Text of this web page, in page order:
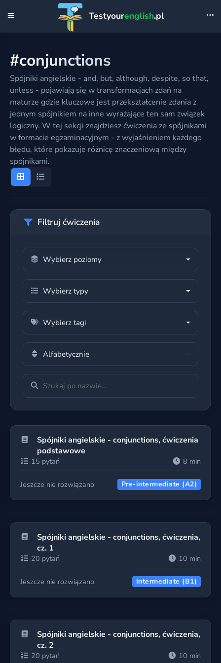
Testyourenglish.pl
#conjunctions
Spójniki angielskie - and, but, although, despite, so that,
unless - pojawiają się w transformacjach zdań na
maturze gdzie kluczowe jest przekształcenie zdania z
jednym spójnikiem na inne wyrażające ten sam związek
logiczny. W tej sekcji znajdziesz ćwiczenia ze spójnikami
w formacie egzaminacyjnym - z wyjaśnieniem każdego
błędu, które pokazuje różnicę znaczeniową między
spójnikami.
Filtruj ćwiczenia
Wybierz poziomy
Wybierz typy
Wybierz tagi
Spójniki angielskie - conjunctions, ćwiczenia
podstawowe
15 pytań 8 min
Jeszcze nie rozwiązano Pre-intermediate (A2)
Spójniki angielskie - conjunctions, ćwiczenia,
cz. 1
20 pytań 10 min
Jeszcze nie rozwiązano Intermediate (B1)
Spójniki angielskie - conjunctions, ćwiczenia,
cz. 2
20 pytań 10 min